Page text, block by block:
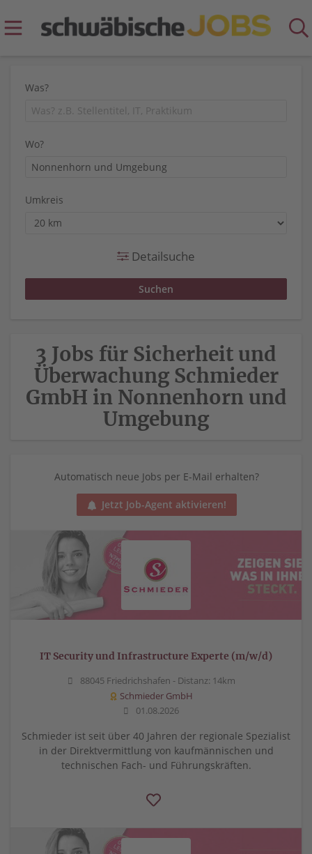
Was?
Wo?
Umkreis
Detailsuche
3 Jobs für Sicherheit und
Überwachung Schmieder
GmbH in Nonnenhorn und
Umgebung
Automatisch neue Jobs per E-Mail erhalten?
Jetzt Job-Agent aktivieren!
IT Security und Infrastructure Experte (m/w/d)
88045 Friedrichshafen - Distanz: 14km
Schmieder GmbH
01.08.2026
Schmieder ist seit über 40 Jahren der regionale Spezialist
in der Direktvermittlung von kaufmännischen und
technischen Fach- und Führungskräften.